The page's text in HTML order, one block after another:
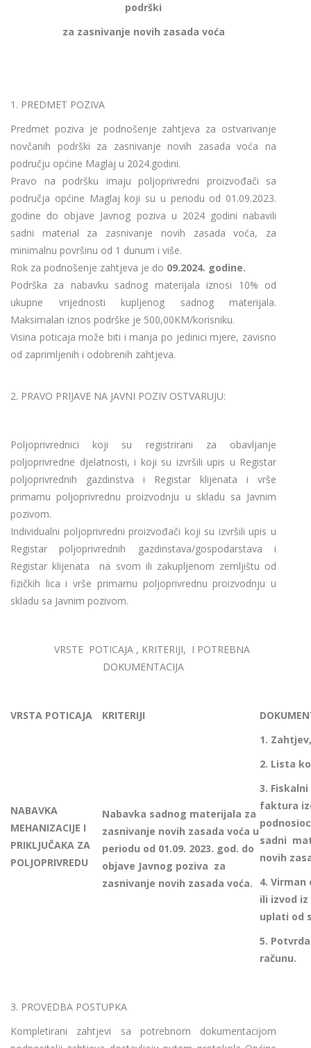
podrški
za zasnivanje novih zasada voća
1. PREDMET POZIVA
Predmet poziva je podnošenje zahtjeva za ostvarivanje
novčanih podrški za zasnivanje novih zasada voća na
području općine Maglaj u 2024.godini.
Pravo na podršku imaju poljoprivredni proizvođači sa
područja općine Maglaj koji su u periodu od 01.09.2023.
godine do objave Javnog poziva u 2024 godini nabavili
sadni material za zasnivanje novih zasada voća, za
minimalnu površinu od 1 dunum i više.
Rok za podnošenje zahtjeva je do 09.2024. godine.
Podrška za nabavku sadnog materijala iznosi 10% od
ukupne vrijednosti kupljenog sadnog materijala.
Maksimalan iznos podrške je 500,00KM/korisniku.
Visina poticaja može biti i manja po jedinici mjere, zavisno
od zaprimljenih i odobrenih zahtjeva.
2. PRAVO PRIJAVE NA JAVNI POZIV OSTVARUJU:
Poljoprivrednici koji su registrirani za obavljanje
poljoprivredne djelatnosti, i koji su izvršili upis u Registar
poljoprivrednih gazdinstva i Registar klijenata i vrše
primarnu poljoprivrednu proizvodnju u skladu sa Javnim
pozivom.
Individualni poljoprivredni proizvođači koji su izvršili upis u
Registar poljoprivrednih gazdinstava/gospodarstava i
Registar klijenata na svom ili zakupljenom zemljištu od
fizičkih lica i vrše primarnu poljoprivrednu proizvodnju u
skladu sa Javnim pozivom.
VRSTE POTICAJA , KRITERIJI, I POTREBNA
DOKUMENTACIJA
VRSTA POTICAJA KRITERIJI
NABAVKA
MEHANIZACIJE I
PRIKLJUČAKA ZA
POLJOPRIVREDU
Nabavka sadnog materijala za
zasnivanje novih zasada voća u
periodu od 01.09. 2023. god. do
objave Javnog poziva za
zasnivanje novih zasada voća.
1. Zahtjev,
2. Lista
3.
faktura
sadni
novih
4. Virman
ili izvod
uplati od
5.
računu.
3. PROVEDBA POSTUPKA
Kompletirani zahtjevi sa potrebnom dokumentacijom